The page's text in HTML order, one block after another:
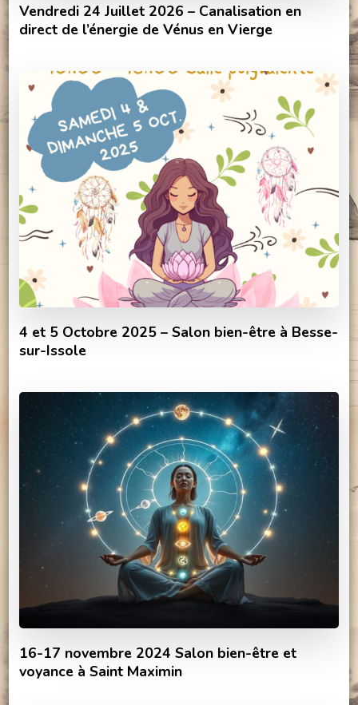
Vendredi 24 Juillet 2026 – Canalisation en
direct de l’énergie de Vénus en Vierge
4 et 5 Octobre 2025 – Salon bien-être à Besse-
sur-Issole
16-17 novembre 2024 Salon bien-être et
voyance à Saint Maximin